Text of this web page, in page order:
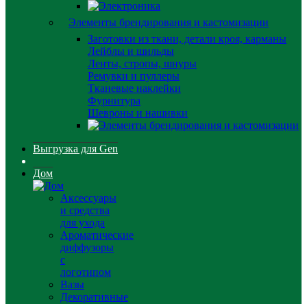
Элементы брендирования и кастомизации
Заготовки из ткани, детали кроя, карманы
Лейблы и шильды
Ленты, стропы, шнуры
Ремувки и пуллеры
Тканевые наклейки
Фурнитура
Шевроны и нашивки
Выгрузка для Gen
Дом
Аксессуары
и средства
для ухода
Ароматические
диффузоры
с
логотипом
Вазы
Декоративные